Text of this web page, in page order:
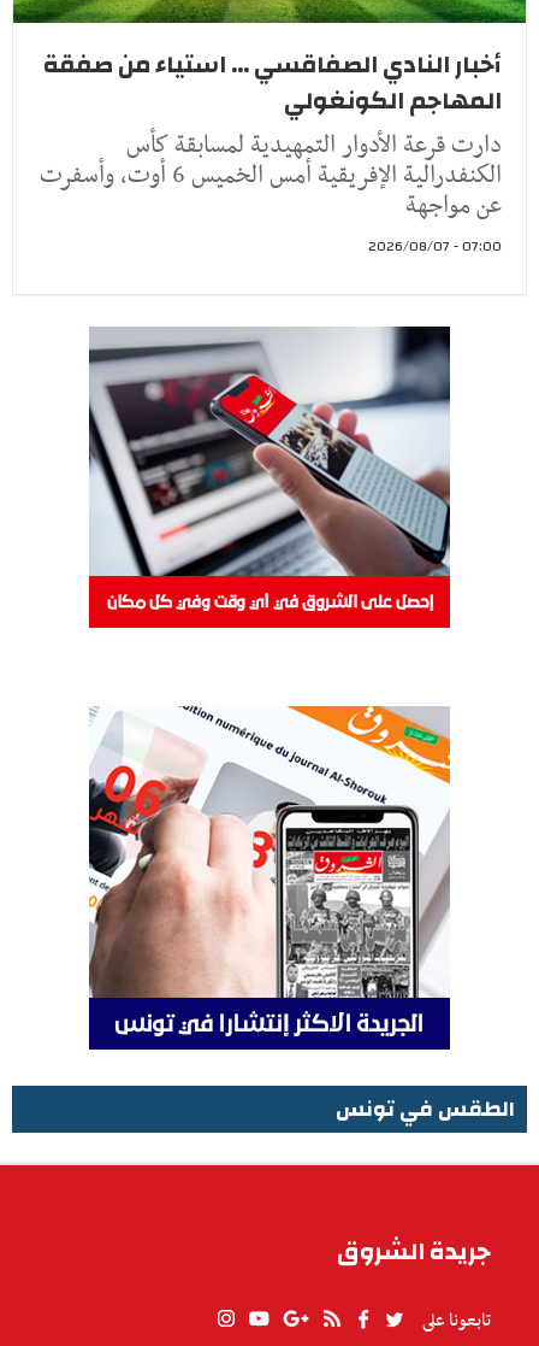
أخبار النادي الصفاقسي ... استياء من صفقة
المهاجم الكونغولي
دارت قرعة الأدوار التمهيدية لمسابقة كأس
الكنفدرالية الإفريقية أمس الخميس 6 أوت، وأسفرت
عن مواجهة
07:00 - 2026/08/07
الطقس في تونس
جريدة الشروق
تابعونا على